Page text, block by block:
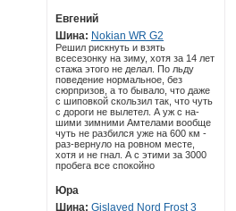
Евгений
Шина: Nokian WR G2
Решил рискнуть и взять
всесезонку на зиму, хотя за 14 лет
стажа этого не делал. По льду
поведение нормальное, без
сюрпризов, а то бывало, что даже
с шиповкой скользил так, что чуть
с дороги не вылетел. А уж с на-
шими зимними Амтелами вообще
чуть не разбился уже на 600 км -
раз-вернуло на ровном месте,
хотя и не гнал. А с этими за 3000
пробега все спокойно
Юра
Шина: Gislaved Nord Frost 3